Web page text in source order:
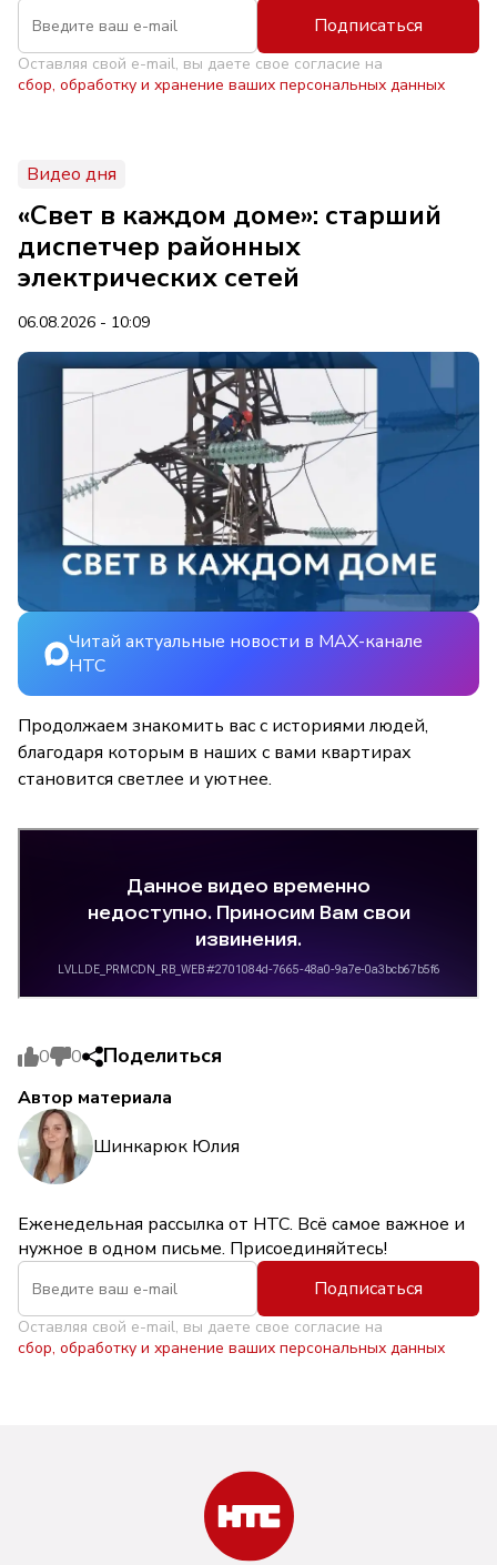
Подписаться
Оставляя свой e-mail, вы даете свое согласие на
сбор, обработку и хранение ваших персональных данных
Видео дня
«Свет в каждом доме»: старший
диспетчер районных
электрических сетей
06.08.2026 - 10:09
Читай актуальные новости в MAX-канале
НТС
Продолжаем знакомить вас с историями людей,
благодаря которым в наших с вами квартирах
становится светлее и уютнее.
0 0 Поделиться
Автор материала
Шинкарюк Юлия
Еженедельная рассылка от НТС. Всё самое важное и
нужное в одном письме. Присоединяйтесь!
Подписаться
Оставляя свой e-mail, вы даете свое согласие на
сбор, обработку и хранение ваших персональных данных